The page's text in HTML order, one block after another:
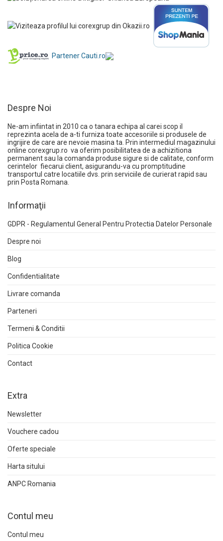
Partener Cauti.ro
Despre Noi
Ne-am infiintat in 2010 ca o tanara echipa al carei scop il
reprezinta acela de a-ti furniza toate accesoriile si produsele de
ingrijire de care are nevoie masina ta. Prin intermediul magazinului
online corexgrup.ro va oferim posibilitatea de a achizitiona
permanent sau la comanda produse sigure si de calitate, conform
cerintelor fiecarui client, asigurandu-va cu promptitudine
transportul catre locatiile dvs. prin serviciile de curierat rapid sau
prin Posta Romana.
Informaţii
GDPR - Regulamentul General Pentru Protectia Datelor Personale
Despre noi
Blog
Confidentialitate
Livrare comanda
Parteneri
Termeni & Conditii
Politica Cookie
Contact
Extra
Newsletter
Vouchere cadou
Oferte speciale
Harta sitului
ANPC Romania
Contul meu
Contul meu